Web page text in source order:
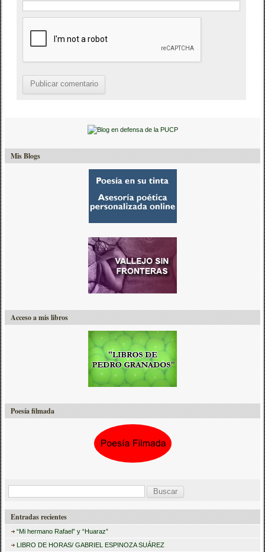
Mis Blogs
Acceso a mis libros
Poesía filmada
s
Entradas recientes
“Mi hermano Rafael” y “Huaraz”
LIBRO DE HORAS/ GABRIEL ESPINOZA SUÁREZ